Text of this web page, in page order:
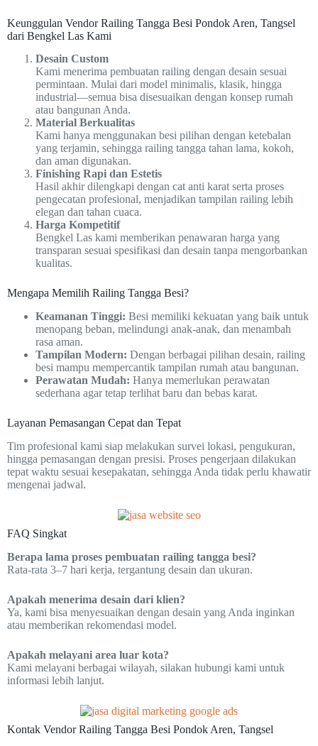
Keunggulan Vendor Railing Tangga Besi Pondok Aren, Tangsel
dari Bengkel Las Kami
Desain Custom
Kami menerima pembuatan railing dengan desain sesuai
permintaan. Mulai dari model minimalis, klasik, hingga
industrial—semua bisa disesuaikan dengan konsep rumah
atau bangunan Anda.
Material Berkualitas
Kami hanya menggunakan besi pilihan dengan ketebalan
yang terjamin, sehingga railing tangga tahan lama, kokoh,
dan aman digunakan.
Finishing Rapi dan Estetis
Hasil akhir dilengkapi dengan cat anti karat serta proses
pengecatan profesional, menjadikan tampilan railing lebih
elegan dan tahan cuaca.
Harga Kompetitif
Bengkel Las kami memberikan penawaran harga yang
transparan sesuai spesifikasi dan desain tanpa mengorbankan
kualitas.
Mengapa Memilih Railing Tangga Besi?
Keamanan Tinggi: Besi memiliki kekuatan yang baik untuk
menopang beban, melindungi anak-anak, dan menambah
rasa aman.
Tampilan Modern: Dengan berbagai pilihan desain, railing
besi mampu mempercantik tampilan rumah atau bangunan.
Perawatan Mudah: Hanya memerlukan perawatan
sederhana agar tetap terlihat baru dan bebas karat.
Layanan Pemasangan Cepat dan Tepat
Tim profesional kami siap melakukan survei lokasi, pengukuran,
hingga pemasangan dengan presisi. Proses pengerjaan dilakukan
tepat waktu sesuai kesepakatan, sehingga Anda tidak perlu khawatir
mengenai jadwal.
FAQ Singkat
Berapa lama proses pembuatan railing tangga besi?
Rata-rata 3–7 hari kerja, tergantung desain dan ukuran.
Apakah menerima desain dari klien?
Ya, kami bisa menyesuaikan dengan desain yang Anda inginkan
atau memberikan rekomendasi model.
Apakah melayani area luar kota?
Kami melayani berbagai wilayah, silakan hubungi kami untuk
informasi lebih lanjut.
Kontak Vendor Railing Tangga Besi Pondok Aren, Tangsel